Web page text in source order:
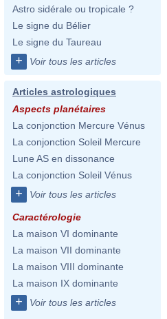
Astro sidérale ou tropicale ?
Le signe du Bélier
Le signe du Taureau
+ Voir tous les articles
Articles astrologiques
Aspects planétaires
La conjonction Mercure Vénus
La conjonction Soleil Mercure
Lune AS en dissonance
La conjonction Soleil Vénus
+ Voir tous les articles
Caractérologie
La maison VI dominante
La maison VII dominante
La maison VIII dominante
La maison IX dominante
+ Voir tous les articles